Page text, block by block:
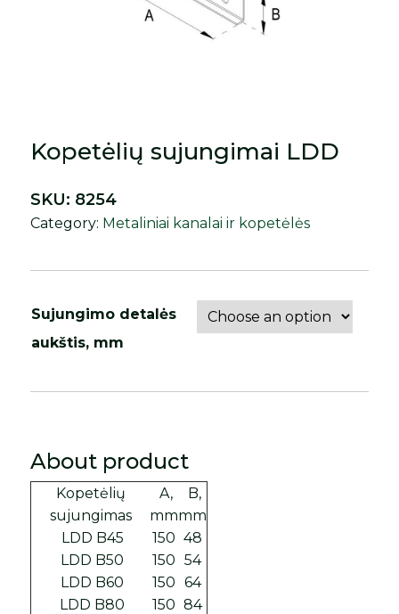
Kopetėlių sujungimai LDD
Sujungimo detalės
aukštis, mm
SKU: 8254
Category: Metaliniai kanalai ir kopetėlės
About product
Kopetėlių
sujungimas
A,
mm
B,
mm
LDD B45
150 48
LDD B50
150 54
LDD B60
150 64
LDD B80
150 84